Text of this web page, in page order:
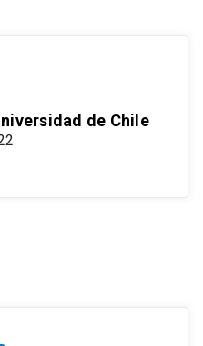
de Chile